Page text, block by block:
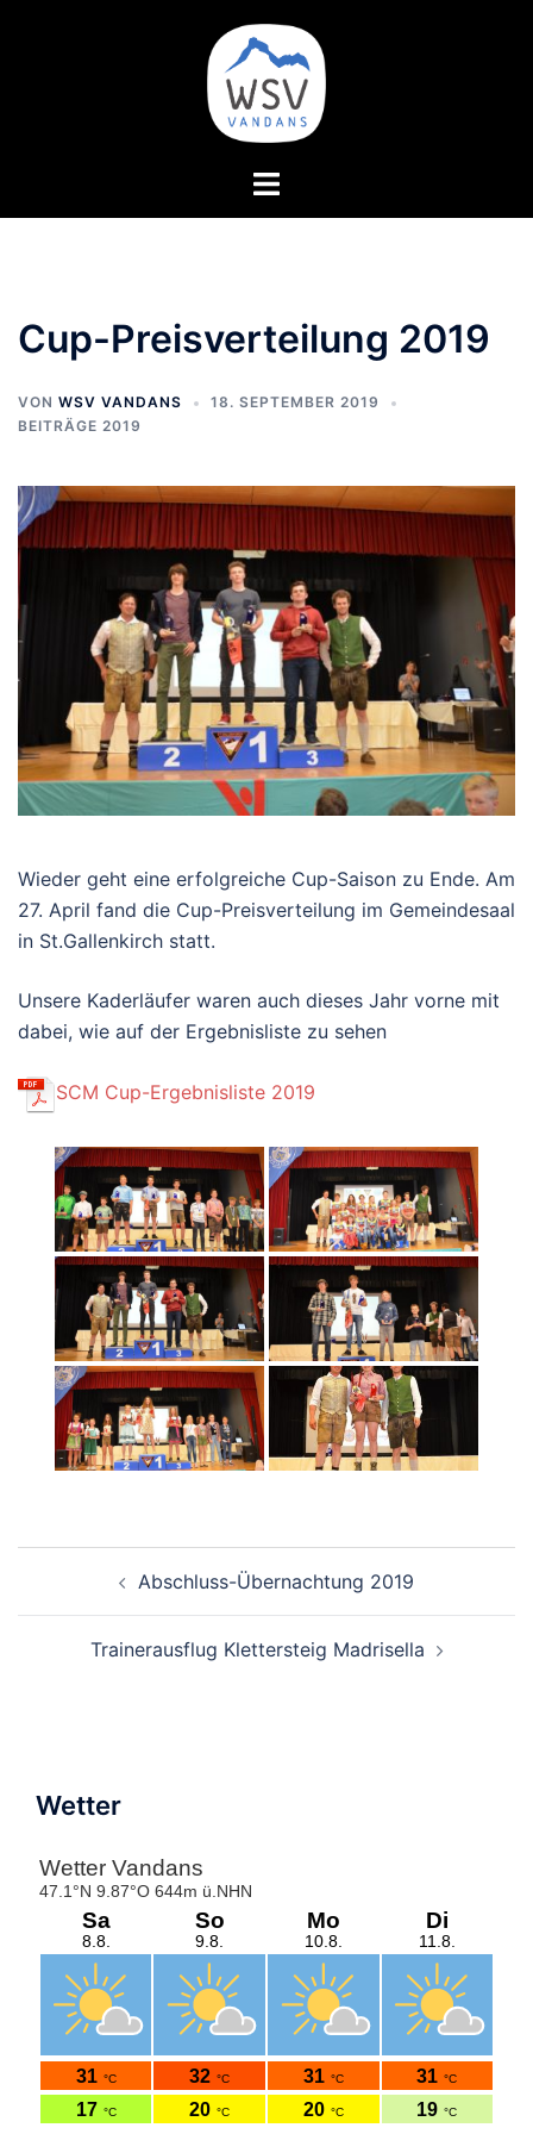
Menü
Cup-Preisverteilung 2019
VON WSV VANDANS
18. SEPTEMBER 2019
BEITRÄGE 2019
Wieder geht eine erfolgreiche Cup-Saison zu Ende. Am
27. April fand die Cup-Preisverteilung im Gemeindesaal
in St.Gallenkirch statt.
Unsere Kaderläufer waren auch dieses Jahr vorne mit
dabei, wie auf der Ergebnisliste zu sehen
SCM Cup-Ergebnisliste 2019
Beitragsnavigation
Abschluss-Übernachtung 2019
Trainerausflug Klettersteig Madrisella
Wetter